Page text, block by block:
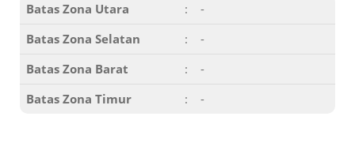
Batas Zona Utara :
-
Batas Zona Selatan
:
-
Batas Zona Barat
:
-
Batas Zona Timur
: -